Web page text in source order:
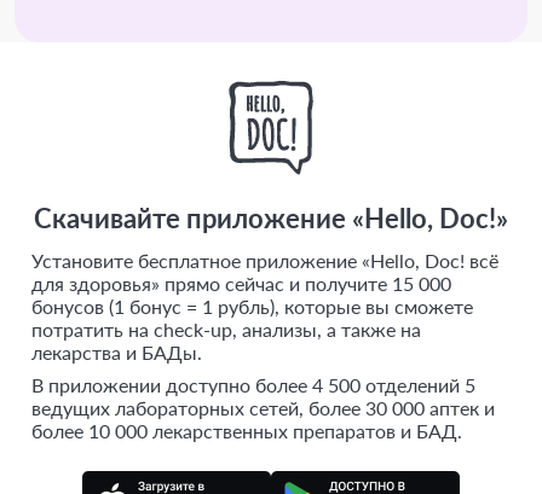
Скачивайте приложение «Hello, Doc!»
Установите бесплатное приложение «Hello, Doc! всё
для здоровья» прямо сейчас и получите 15 000
бонусов (1 бонус = 1 рубль), которые вы сможете
потратить на check-up, анализы, а также на
лекарства и БАДы.
В приложении доступно более 4 500 отделений 5
ведущих лабораторных сетей, более 30 000 аптек и
более 10 000 лекарственных препаратов и БАД.